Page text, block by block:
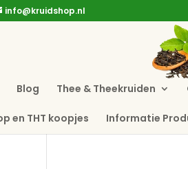
info@kruidshop.nl
Blog Thee & Theekruiden
en THT koopjes Informatie